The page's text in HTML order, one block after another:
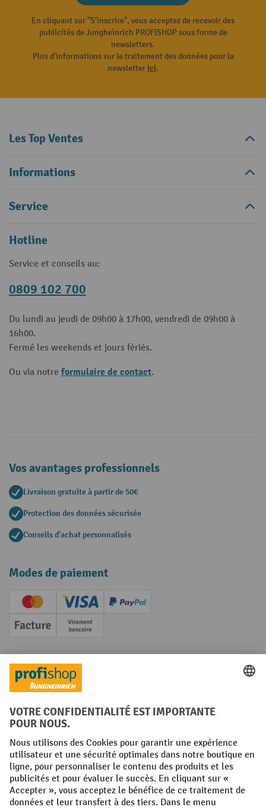
En cliquant sur "S'inscrire", vous acceptez de recevoir des
publicités de Jungheinrich PROFISHOP sous forme de
newsletters.
Plus d'informations sur le traitement des données pour la
newsletterici.
Les Top Ventes
Informations
Service
Hotline
Service et conseils au:
0809 102 700
Du lundi au jeudi de 09h00 à 17h00, vendredi de 09h00 à
16h00.
Fermé les weekends et jours fériés.
Ou via notre formulaire de contact.
Vos avantages professionnels
Livraison gratuite à partir de 50€
Protection des données sécurisée
Conseils d'achat personnalisés
Modes de paiement
Creditcard (Master)Creditcard (Visa)
PayPal
Facture Paiement anticipé
Réseaux sociaux
Facebook
YouTube
LinkedInInstagram
Conditions générales Mentions légales
Protection des Données Politique de cookies
All prices excl. VAT plusshipping costsand possible delivery charges,